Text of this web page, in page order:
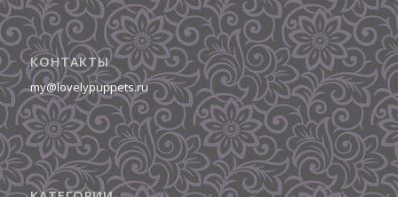
КОНТАКТЫ
my@lovelypuppets.ru